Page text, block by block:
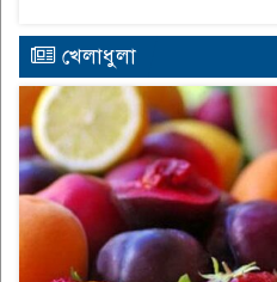
খেলাধুলা